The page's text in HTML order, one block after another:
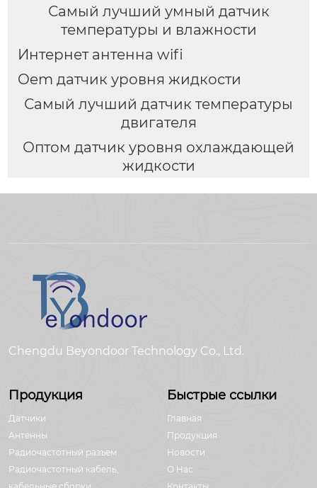
Самый лучший умный датчик
температуры и влажности
Интернет антенна wifi
Oem датчик уровня жидкости
Самый лучший датчик температуры
двигателя
Оптом датчик уровня охлаждающей
жидкости
Chengdu Beyondoor Technology Co., Ltd.
Продукция
Датчики
Антенны
Радиочастотный разъем
Радиочастотный кабель,
Быстрые ссылки
Главная
Продукция
Новости
О Hас